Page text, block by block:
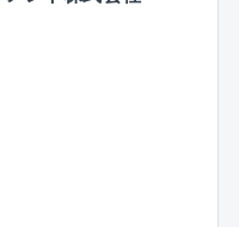
上場による安定性！
建設工事関連、およ
近年は検査装置やメ
等も手がけつつ業態
陽光発電等、再生可
入れ、海外での事業